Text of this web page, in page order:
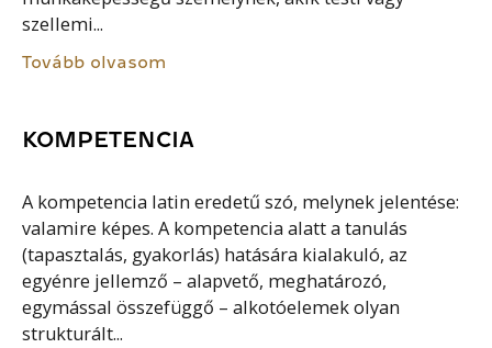
szellemi...
Tovább olvasom
KOMPETENCIA
A kompetencia latin eredetű szó, melynek jelentése:
valamire képes. A kompetencia alatt a tanulás
(tapasztalás, gyakorlás) hatására kialakuló, az
egyénre jellemző – alapvető, meghatározó,
egymással összefüggő – alkotóelemek olyan
strukturált...